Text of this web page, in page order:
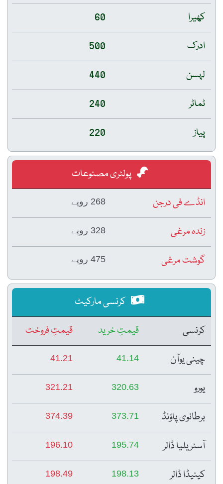
کھیرا
60
ادرک
500
لہسن
440
ٹماٹر
240
پیاز
220
پولٹری مصنوعات
انڈے فی درجن
268 روپے
زندہ مرغی 328 روپے
گوشت مرغی 475 روپے
کرنسی مارکیٹ
کرنسی
قیمتِ خرید
قیمتِ فروخت
چینی یوآن
41.14
41.21
یورو 320.63
321.21
برطانوی پاؤنڈ 373.71
374.39
آسٹریلیا ڈالر 195.74
196.10
کینیڈا ڈالر 198.13
198.49